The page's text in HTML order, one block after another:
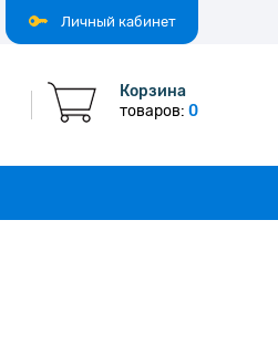
Личный кабинет
Корзина
товаров: 0